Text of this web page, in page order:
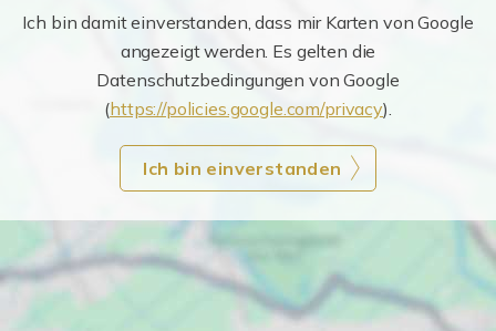
Ich bin damit einverstanden, dass mir Karten von Google
angezeigt werden. Es gelten die
Datenschutzbedingungen von Google
(https://policies.google.com/privacy).
Ich bin einverstanden